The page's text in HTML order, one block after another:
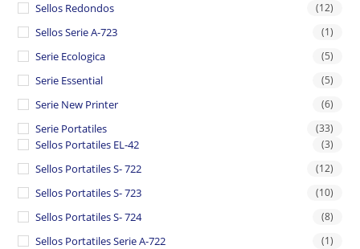
Sellos Redondos (12)
Sellos Serie A-723 (1)
Serie Ecologica (5)
Serie Essential (5)
Serie New Printer (6)
Serie Portatiles (33)
Sellos Portatiles EL-42 (3)
Sellos Portatiles S- 722 (12)
Sellos Portatiles S- 723 (10)
Sellos Portatiles S- 724 (8)
Sellos Portatiles Serie A-722 (1)